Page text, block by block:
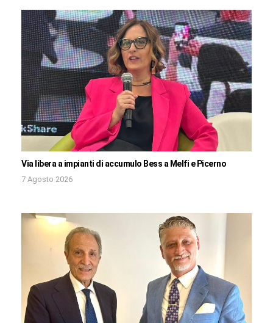
Via libera a impianti di accumulo Bess a Melfi e Picerno
7 Agosto 2026